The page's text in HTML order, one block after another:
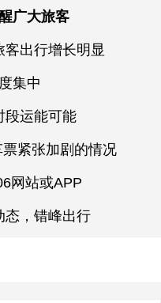
广大旅客
客出行增长明显
集中
段运能可能
票紧张加剧的情况
网站或APP
态，错峰出行